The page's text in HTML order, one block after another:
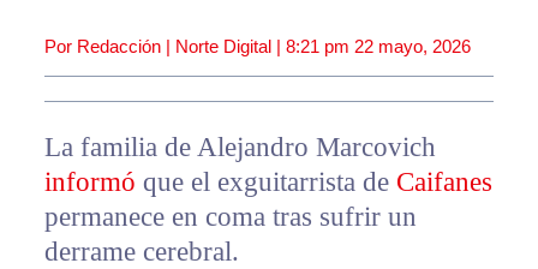
Por Redacción | Norte Digital | 8:21 pm 22 mayo, 2026
La familia de Alejandro Marcovich
informó que el exguitarrista de Caifanes
permanece en coma tras sufrir un
derrame cerebral.